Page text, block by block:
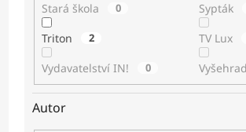
Stará škola 0 Sypták
Triton 2 TV Lux
Vydavatelství IN! 0 Vyšehrad
Autor